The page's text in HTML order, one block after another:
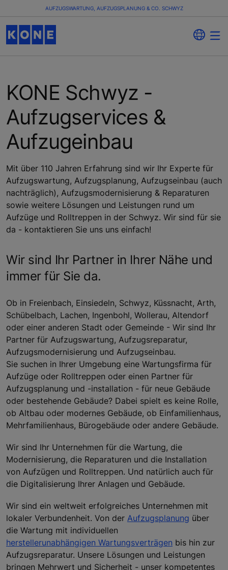
AUFZUGSWARTUNG, AUFZUGSPLANUNG & CO. SCHWYZ
KONE Schwyz -
Aufzugservices &
Aufzugeinbau
Mit über 110 Jahren Erfahrung sind wir Ihr Experte für
Aufzugswartung, Aufzugsplanung, Aufzugseinbau (auch
nachträglich), Aufzugsmodernisierung & Reparaturen
sowie weitere Lösungen und Leistungen rund um
Aufzüge und Rolltreppen in der Schwyz. Wir sind für sie
da - kontaktieren Sie uns uns einfach!
Wir sind Ihr Partner in Ihrer Nähe und
immer für Sie da.
Ob in Freienbach, Einsiedeln, Schwyz, Küssnacht, Arth,
Schübelbach, Lachen, Ingenbohl, Wollerau, Altendorf
oder einer anderen Stadt oder Gemeinde - Wir sind Ihr
Partner für Aufzugswartung, Aufzugsreparatur,
Aufzugsmodernisierung und Aufzugseinbau.
Sie suchen in Ihrer Umgebung eine Wartungsfirma für
Aufzüge oder Rolltreppen oder einen Partner für
Aufzugsplanung und -installation - für neue Gebäude
oder bestehende Gebäude? Dabei spielt es keine Rolle,
ob Altbau oder modernes Gebäude, ob Einfamilienhaus,
Mehrfamilienhaus, Bürogebäude oder andere Gebäude.
Wir sind Ihr Unternehmen für die Wartung, die
Modernisierung, die Reparaturen und die Installation
von Aufzügen und Rolltreppen. Und natürlich auch für
die Digitalisierung Ihrer Anlagen und Gebäude.
Wir sind ein weltweit erfolgreiches Unternehmen mit
lokaler Verbundenheit. Von der Aufzugsplanung über
die Wartung mit individuellen
herstellerunabhängigen Wartungsverträgen bis hin zur
Aufzugsreparatur. Unsere Lösungen und Leistungen
bringen Mehrwert und Sicherheit - unser kompetentes